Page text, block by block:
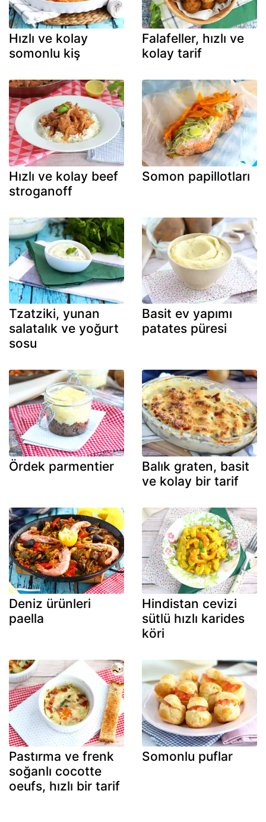
Hızlı ve kolay
somonlu kiş
Falafeller, hızlı ve
kolay tarif
Hızlı ve kolay beef
stroganoff
Somon papillotları
Tzatziki, yunan
salatalık ve yoğurt
sosu
Basit ev yapımı
patates püresi
Ördek parmentier
Balık graten, basit
ve kolay bir tarif
Deniz ürünleri
paella
Hindistan cevizi
sütlü hızlı karides
köri
Pastırma ve frenk
soğanlı cocotte
oeufs, hızlı bir tarif
Somonlu puflar